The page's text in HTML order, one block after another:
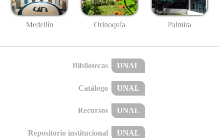
Medellín Orinoquía Palmira
Bibliotecas UNAL
Catálogo UNAL
Recursos UNAL
Repositorio institucional UNAL